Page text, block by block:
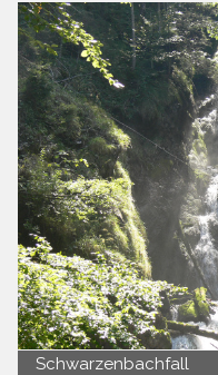
Schwarzenbachfall